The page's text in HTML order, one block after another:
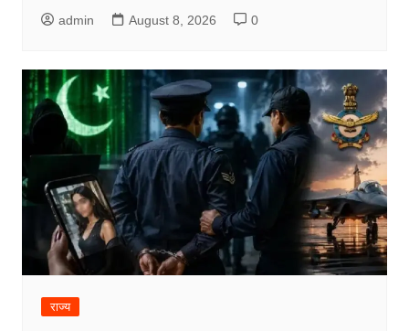
admin August 8, 2026 0
राज्य